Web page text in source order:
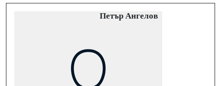
Петър Ангелов